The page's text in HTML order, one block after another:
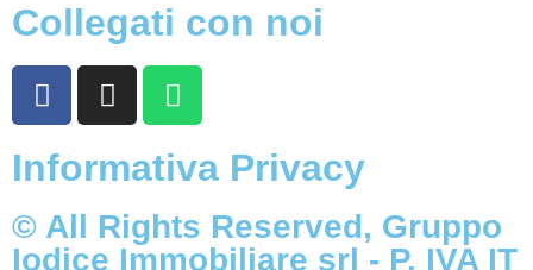
Collegati con noi
Informativa Privacy
© All Rights Reserved, Gruppo
Iodice Immobiliare srl - P. IVA IT